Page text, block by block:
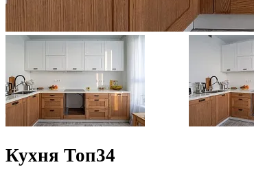
Кухня Топ34